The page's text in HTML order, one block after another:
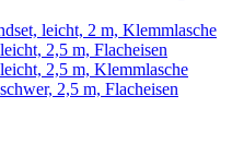
leicht, 2 m, Klemmlasche
2,5 m, Flacheisen
2,5 m, Klemmlasche
2,5 m, Flacheisen